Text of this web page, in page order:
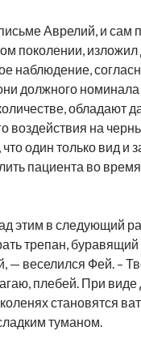
сми ссср
экономика
язык
по блогу:
Аврелий, и сам
поколении,
наблюдение,
должного номинала
обладают
воздействия на
один только вид и
пациента во
этим в следующий
трепан, буравящий
— веселился Фей. –
плебей. При виде
становятся
туманом.